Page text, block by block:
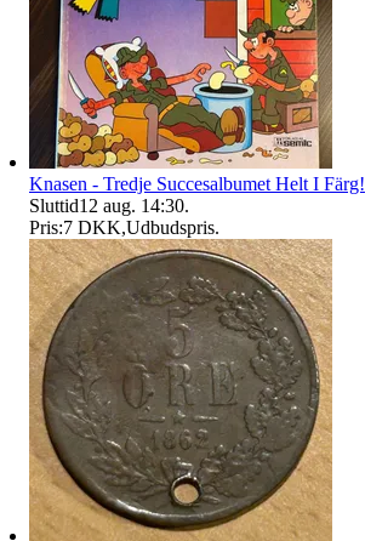
Knasen - Tredje Succesalbumet Helt I Färg!
Sluttid12 aug. 14:30.
Pris:7 DKK,Udbudspris.